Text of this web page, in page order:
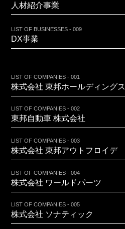
人材紹介事業
LIST OF BUSINESSES - 009
DX事業
LIST OF COMPANIES - 001
株式会社 東邦ホールディングス
LIST OF COMPANIES - 002
東邦自動車 株式会社
LIST OF COMPANIES - 003
株式会社 東邦アウトフロイデ
LIST OF COMPANIES - 004
株式会社 ワールドパーツ
LIST OF COMPANIES - 005
株式会社 ソナティック